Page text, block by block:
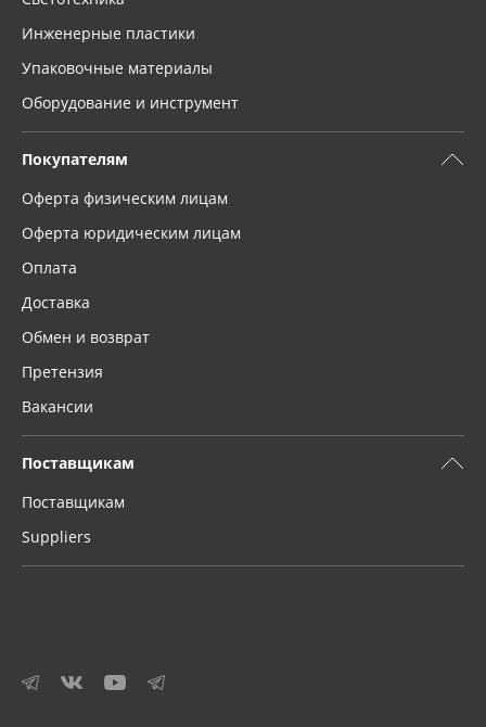
Инженерные пластики
Упаковочные материалы
Оборудование и инструмент
Покупателям
Оферта физическим лицам
Оферта юридическим лицам
Оплата
Доставка
Обмен и возврат
Претензия
Вакансии
Поставщикам
Поставщикам
Suppliers